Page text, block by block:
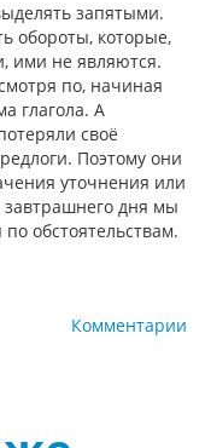
запятыми.
обороты, которые,
ими не являются.
по, начиная
глагола. А
своё
Поэтому они
уточнения или
дня мы
обстоятельствам.
Комментарии